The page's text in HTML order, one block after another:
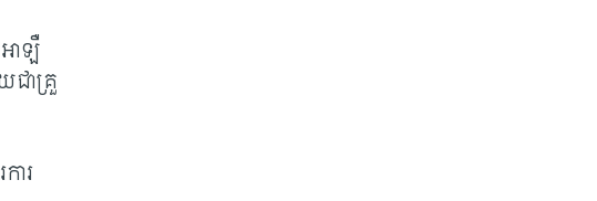
ាឡឺ
ជាគ្រួ
ារ